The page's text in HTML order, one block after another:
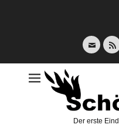
E-
Mail
Der erste